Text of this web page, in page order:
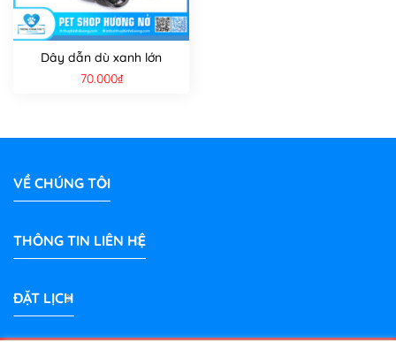
Dây dẫn dù xanh lớn
70.000₫
VỀ CHÚNG TÔI
THÔNG TIN LIÊN HỆ
ĐẶT LỊCH